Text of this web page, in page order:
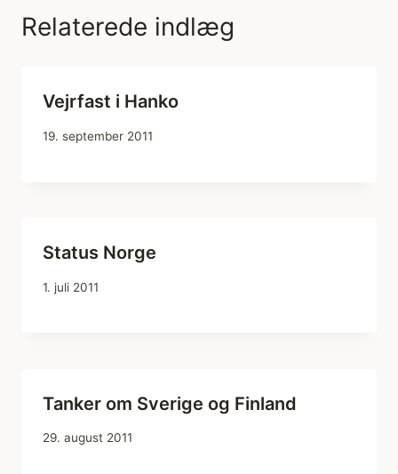
Relaterede indlæg
Vejrfast i Hanko
19. september 2011
Status Norge
1. juli 2011
Tanker om Sverige og Finland
29. august 2011